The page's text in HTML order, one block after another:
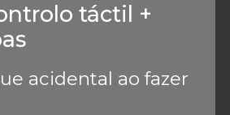
táctil +
acidental ao fazer